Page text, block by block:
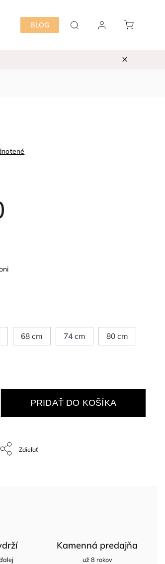
BLOG
Detská izba Starostlivosť
68 cm 74 cm 80 cm
PRIDAŤ DO KOŠÍKA
Zdieľať
Kamenná predajňa
už 8 rokov